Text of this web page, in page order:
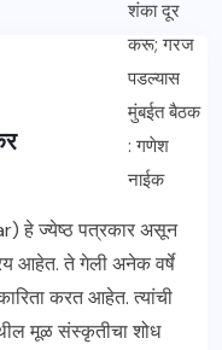
हे ज्येष्ठ पत्रकार असून
आहेत. ते गेली अनेक वर्षे
करत आहेत. त्यांची
मूळ संस्कृतीचा शोध